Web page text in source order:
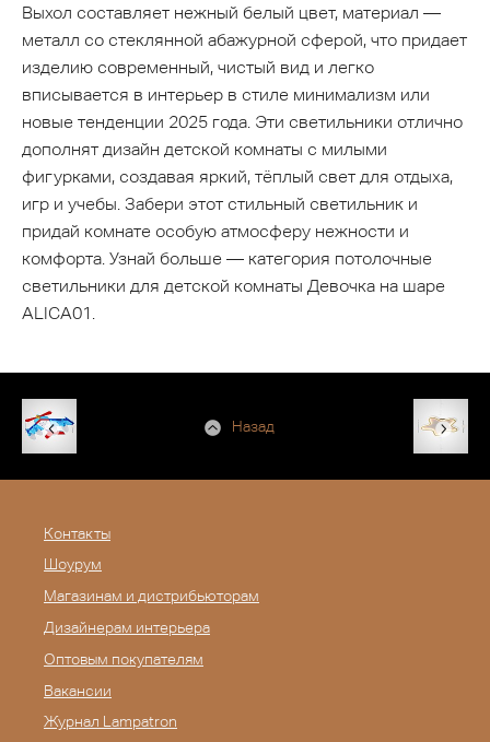
Выхол составляет нежный белый цвет, материал —
металл со стеклянной абажурной сферой, что придает
изделию современный, чистый вид и легко
вписывается в интерьер в стиле минимализм или
новые тенденции 2025 года. Эти светильники отлично
дополнят дизайн детской комнаты с милыми
фигурками, создавая яркий, тёплый свет для отдыха,
игр и учебы. Забери этот стильный светильник и
придай комнате особую атмосферу нежности и
комфорта. Узнай больше — категория потолочные
светильники для детской комнаты Девочка на шаре
ALICA01.
Назад
Контакты
Шоурум
Магазинам и дистрибьюторам
Дизайнерам интерьера
Оптовым покупателям
Вакансии
Журнал Lampatron